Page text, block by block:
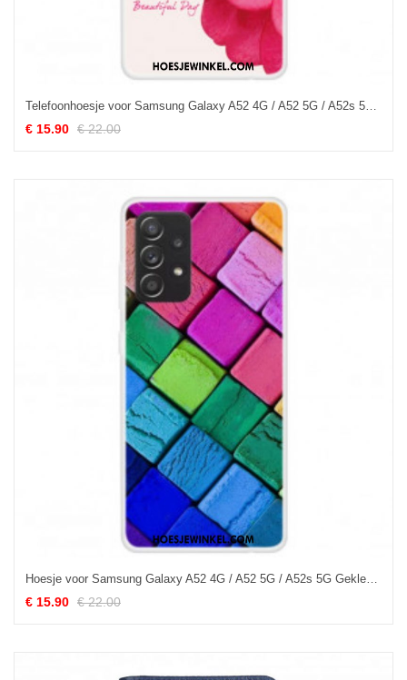
Telefoonhoesje voor Samsung Galaxy A52 4G / A52 5G / A52s 5G Mooie Dag
€ 15.90 € 22.00
Hoesje voor Samsung Galaxy A52 4G / A52 5G / A52s 5G Gekleurde Kubussen
€ 15.90 € 22.00